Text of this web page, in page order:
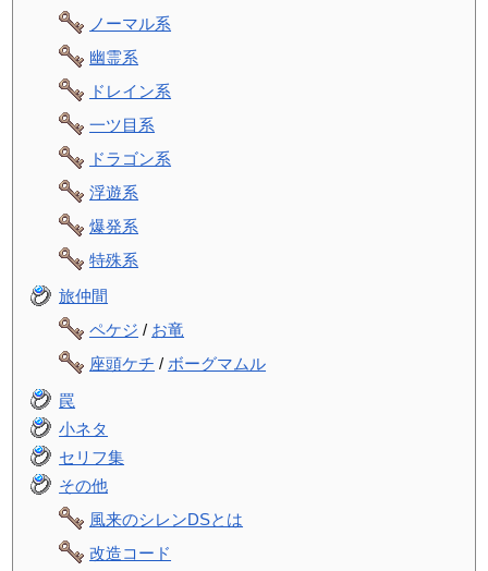
ノーマル系
幽霊系
ドレイン系
一ツ目系
ドラゴン系
浮遊系
爆発系
特殊系
旅仲間
ペケジ / お竜
座頭ケチ / ボーグマムル
罠
小ネタ
セリフ集
その他
風来のシレンDSとは
改造コード